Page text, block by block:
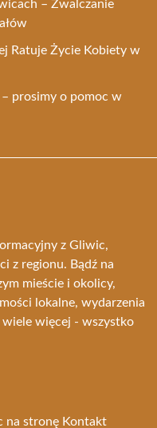
– Zwalczanie
Ratuje Życie Kobiety w
prosimy o pomoc w
z Gliwic,
z regionu. Bądź na
mieście i okolicy,
lokalne, wydarzenia
więcej - wszystko
na stronę Kontakt